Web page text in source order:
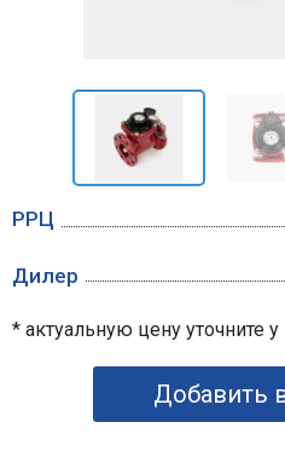
РРЦ
Дилер
* актуальную цену уточните
Добавить